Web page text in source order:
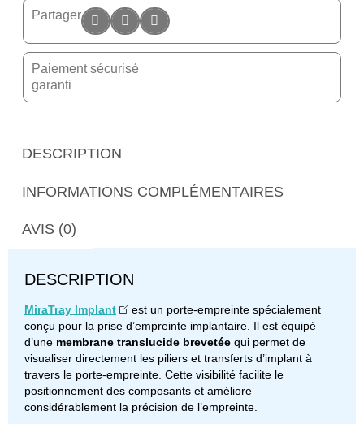
Partager
Paiement sécurisé
garanti
DESCRIPTION
INFORMATIONS COMPLÉMENTAIRES
AVIS (0)
DESCRIPTION
MiraTray Implant
est un porte-empreinte spécialement
conçu pour la prise d’empreinte implantaire. Il est équipé
d’une membrane translucide brevetée qui permet de
visualiser directement les piliers et transferts d’implant à
travers le porte-empreinte. Cette visibilité facilite le
positionnement des composants et améliore
considérablement la précision de l’empreinte.